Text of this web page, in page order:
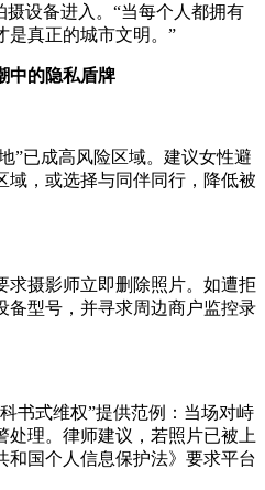
摄设备进入。“当每个人都拥有
是真正的城市文明。”
中的隐私盾牌
”已成高风险区域。建议女性避
域，或选择与同伴同行，降低被
求摄影师立即删除照片。如遭拒
备型号，并寻求周边商户监控录
书式维权”提供范例：当场对峙
处理。律师建议，若照片已被上
和国个人信息保护法》要求平台